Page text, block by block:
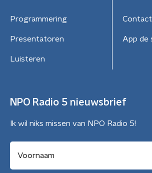
Programmering
Presentatoren
Luisteren
Contact
App de
NPO Radio 5 nieuwsbrief
Ik wil niks missen van NPO Radio 5!